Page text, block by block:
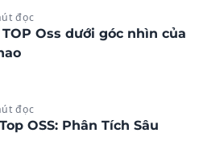
đọc
Oss dưới góc nhìn của
đọc
OSS: Phân Tích Sâu